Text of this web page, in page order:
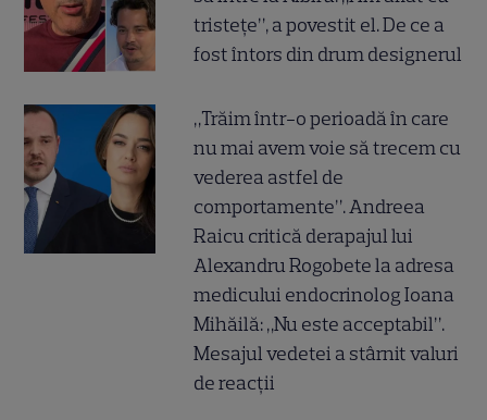
tristețe”, a povestit el. De ce a
fost întors din drum designerul
„Trăim într-o perioadă în care
nu mai avem voie să trecem cu
vederea astfel de
comportamente”. Andreea
Raicu critică derapajul lui
Alexandru Rogobete la adresa
medicului endocrinolog Ioana
Mihăilă: „Nu este acceptabil”.
Mesajul vedetei a stârnit valuri
de reacții